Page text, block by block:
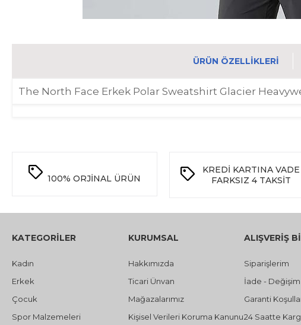
ÜRÜN ÖZELLIKLERI
The North Face Erkek Polar Sweatshirt Glacier
100% ORJİNAL ÜRÜN
KREDİ KARTINA VADE
FARKSIZ 4 TAKSİT
KATEGORİLER
Kadın
Erkek
Çocuk
Spor Malzemeleri
KURUMSAL
Hakkımızda
Ticari Ünvan
Mağazalarımız
Kişisel Verileri Koruma Kanunu
ALIŞVERİŞ
Siparişlerim
İade - Değişim
Garanti
24 Saatte